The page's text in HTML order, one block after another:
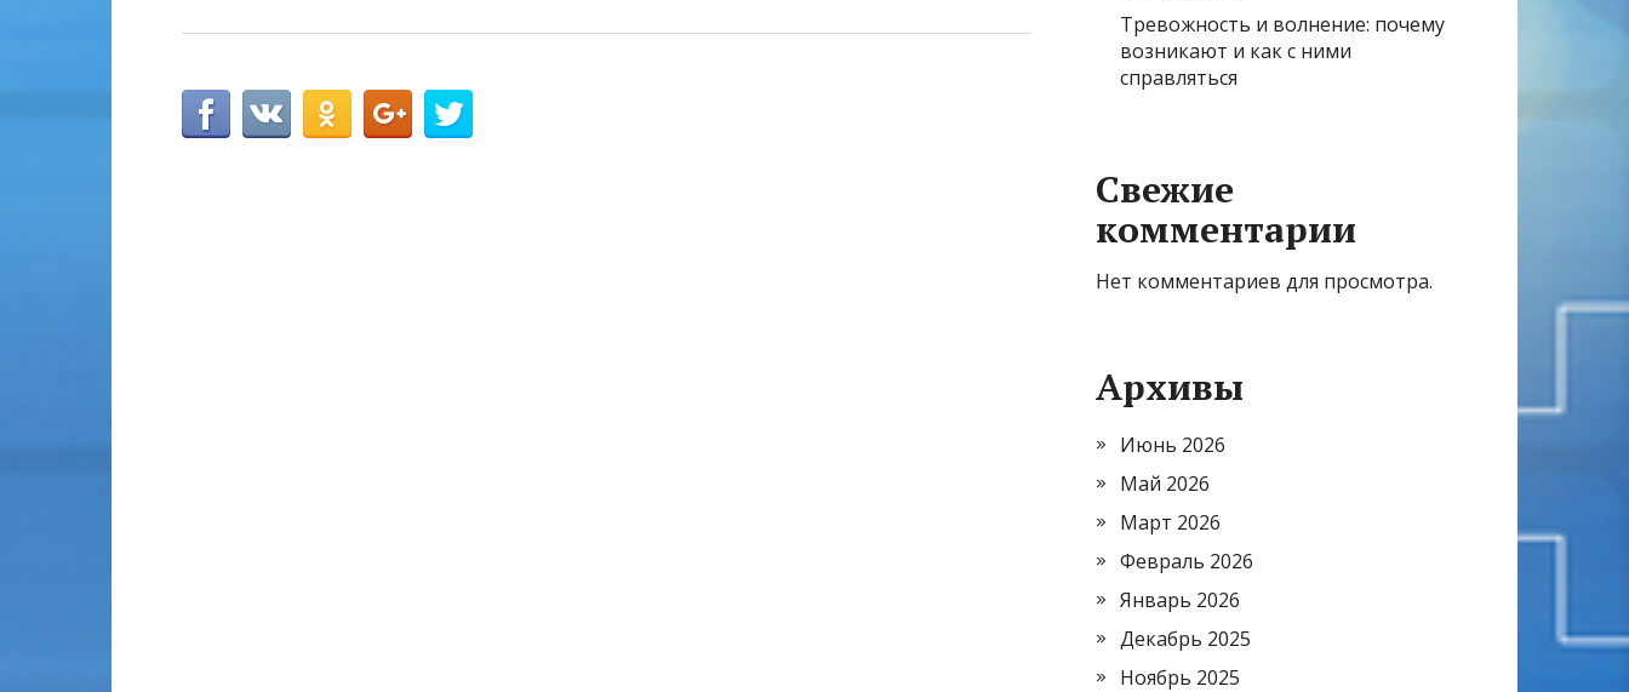
Тревожность и волнение: почему
возникают и как с ними
справляться
Свежие
комментарии
Нет комментариев для просмотра.
Архивы
Июнь 2026
Май 2026
Март 2026
Февраль 2026
Январь 2026
Декабрь 2025
Ноябрь 2025